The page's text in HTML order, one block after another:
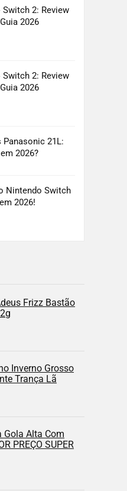
2: Review
2026
2: Review
2026
21L:
2026?
Nintendo Switch
2026!
Frizz Bastão
Inverno Grosso
Trança Lã
Gola Alta Com
PREÇO SUPER